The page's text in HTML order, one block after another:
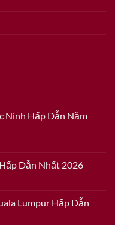
Ninh Hấp Dẫn Năm
Dẫn Nhất 2026
Lumpur Hấp Dẫn